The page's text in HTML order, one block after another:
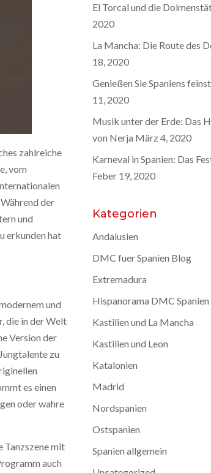
zahlreiche
vom
der
und
erkunden hat
und
die in der Welt
Version der
zu
es einen
oder wahre
Tanzszene mit
auch
El Torcal und die
2020
La Mancha: Die Route des
18, 2020
Genießen Sie Spaniens
11, 2020
Musik unter der Erde: Das
von Nerja März 4, 2020
Karneval in Spanien: Das
Feber 19, 2020
Kategorien
Andalusien
DMC fuer Spanien Blog
Extremadura
Hispanorama DMC Spanien
Kastilien und La Mancha
Kastilien und Leon
Katalonien
Madrid
Nordspanien
Ostspanien
Spanien allgemein